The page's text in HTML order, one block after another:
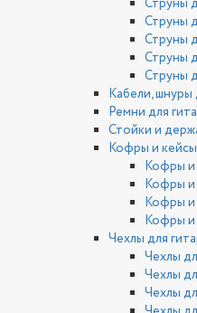
Струны
Струны
Струны
Струны
Струны
Кабели, шнуры
Ремни для
Стойки и
Кофры и кейсы
Кофры и
Кофры и
Кофры и
Кофры и
Чехлы для
Чехлы
Чехлы
Чехлы